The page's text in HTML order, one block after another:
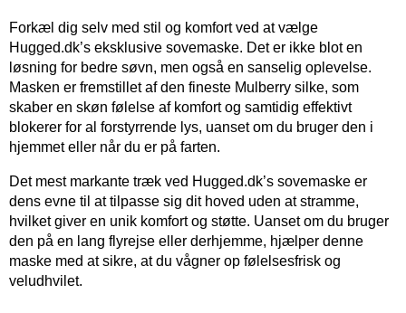
Forkæl dig selv med stil og komfort ved at vælge
Hugged.dk’s eksklusive sovemaske. Det er ikke blot en
løsning for bedre søvn, men også en sanselig oplevelse.
Masken er fremstillet af den fineste Mulberry silke, som
skaber en skøn følelse af komfort og samtidig effektivt
blokerer for al forstyrrende lys, uanset om du bruger den i
hjemmet eller når du er på farten.
Det mest markante træk ved Hugged.dk’s sovemaske er
dens evne til at tilpasse sig dit hoved uden at stramme,
hvilket giver en unik komfort og støtte. Uanset om du bruger
den på en lang flyrejse eller derhjemme, hjælper denne
maske med at sikre, at du vågner op følelsesfrisk og
veludhvilet.